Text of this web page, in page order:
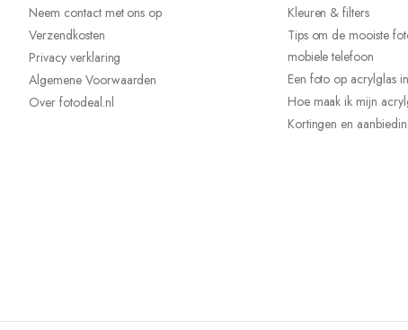
Neem contact met ons op
Verzendkosten
Privacy verklaring
Algemene Voorwaarden
Over fotodeal.nl
Kleuren & filters
Tips om de mooiste
mobiele telefoon
Een foto op acrylglas
Hoe maak ik mijn
Kortingen en